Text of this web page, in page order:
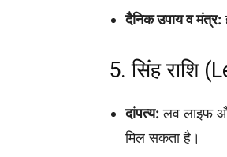
दैनिक उपाय व मंत्र:
5. सिंह राशि
दांपत्य: लव लाइफ
मिल सकता है।